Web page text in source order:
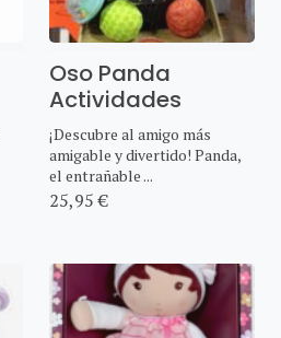
Oso Panda
Actividades
¡Descubre al amigo más
amigable y divertido! Panda,
el entrañable ...
25,95 €